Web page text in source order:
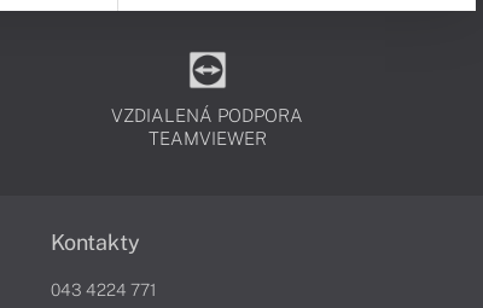
VZDIALENÁ PODPORA
TEAMVIEWER
Kontakty
043 4224 771